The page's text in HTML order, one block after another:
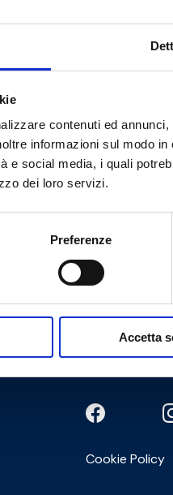
contenuti ed
informazioni sul modo
e social media, i quali
dei loro servizi.
Preferenze
Accetta
Cookie Policy